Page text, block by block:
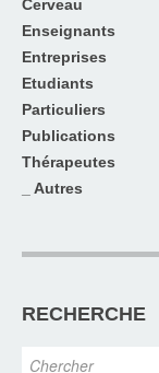
Cerveau
Enseignants
Entreprises
Etudiants
Particuliers
Publications
Thérapeutes
_ Autres
RECHERCHE